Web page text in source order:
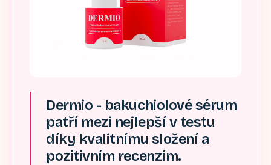
Dermio - bakuchiolové sérum
patří mezi nejlepší v testu
díky kvalitnímu složení a
pozitivním recenzím.